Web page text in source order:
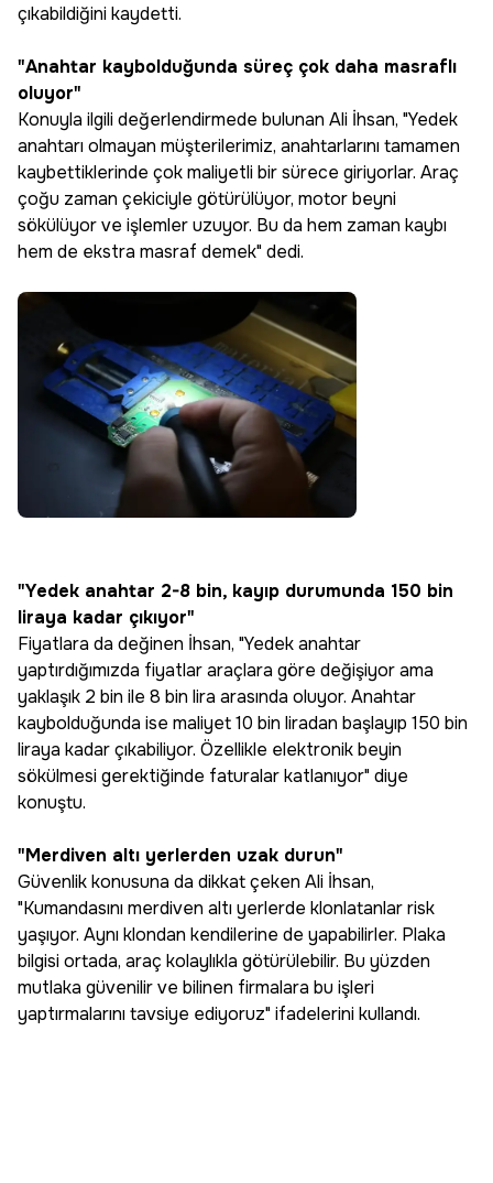
çıkabildiğini kaydetti.
"Anahtar kaybolduğunda süreç çok daha masraflı
oluyor"
Konuyla ilgili değerlendirmede bulunan Ali İhsan, "Yedek
anahtarı olmayan müşterilerimiz, anahtarlarını tamamen
kaybettiklerinde çok maliyetli bir sürece giriyorlar. Araç
çoğu zaman çekiciyle götürülüyor, motor beyni
sökülüyor ve işlemler uzuyor. Bu da hem zaman kaybı
hem de ekstra masraf demek" dedi.
"Yedek anahtar 2-8 bin, kayıp durumunda 150 bin
liraya kadar çıkıyor"
Fiyatlara da değinen İhsan, "Yedek anahtar
yaptırdığımızda fiyatlar araçlara göre değişiyor ama
yaklaşık 2 bin ile 8 bin lira arasında oluyor. Anahtar
kaybolduğunda ise maliyet 10 bin liradan başlayıp 150 bin
liraya kadar çıkabiliyor. Özellikle elektronik beyin
sökülmesi gerektiğinde faturalar katlanıyor" diye
konuştu.
"Merdiven altı yerlerden uzak durun"
Güvenlik konusuna da dikkat çeken Ali İhsan,
"Kumandasını merdiven altı yerlerde klonlatanlar risk
yaşıyor. Aynı klondan kendilerine de yapabilirler. Plaka
bilgisi ortada, araç kolaylıkla götürülebilir. Bu yüzden
mutlaka güvenilir ve bilinen firmalara bu işleri
yaptırmalarını tavsiye ediyoruz" ifadelerini kullandı.